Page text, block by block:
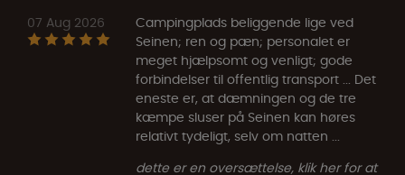
07 Aug 2026
Campingplads beliggende lige ved
Seinen; ren og pæn; personalet er
meget hjælpsomt og venligt; gode
forbindelser til offentlig transport ... Det
eneste er, at dæmningen og de tre
kæmpe sluser på Seinen kan høres
relativt tydeligt, selv om natten ...
dette er en oversættelse, klik her for at